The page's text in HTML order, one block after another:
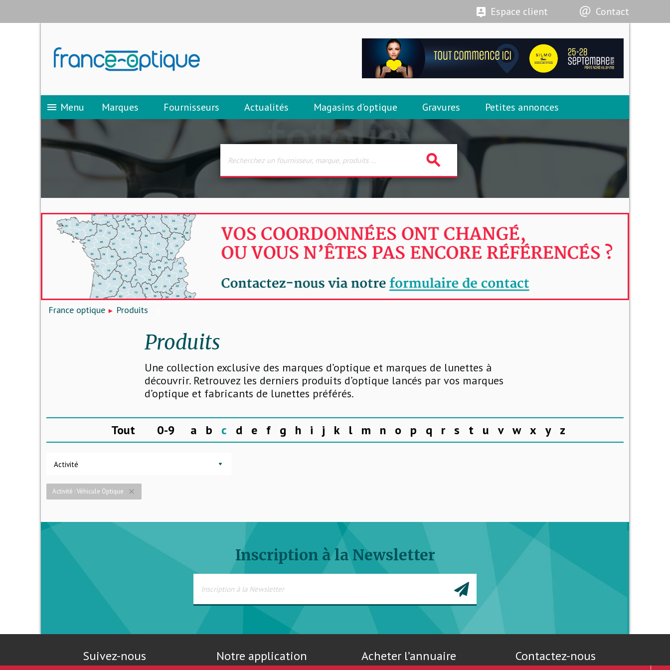
Espace client Contact
menu Menu Marques Fournisseurs Actualités Magasins d’optique Gravures Petites annonces
search
France optique Produits
Produits
Une collection exclusive des marques d’optique et marques de lunettes à
découvrir. Retrouvez les derniers produits d’optique lancés par vos marques
d’optique et fabricants de lunettes préférés.
Tout 0-9 a b c d e f g h i j k l m n o p q r s t u v w x y z
Activité
Activité : Véhicule Optique close
Inscription à la Newsletter
Suivez-nous Notre application Acheter l’annuaire Contactez-nous